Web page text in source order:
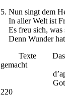
5. Nun singt dem
In aller Welt ist
Es freu sich, was
Denn Wunder
Texte Das ist
gemacht
d’après
Gotteslob
220